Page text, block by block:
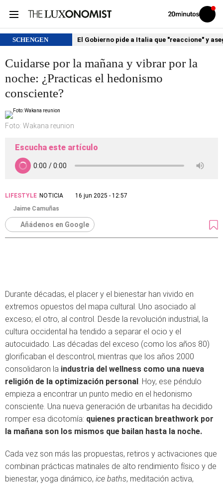
Volver
Iniciar
sesión
SCHENGEN El Gobierno pide a Italia que "reaccione" y
Cuidarse por la mañana y vibrar por la
noche: ¿Practicas el hedonismo
consciente?
Foto: Wakana reunion
Escucha este artículo
LIFESTYLE NOTICIA
16 jun 2025 - 12:57
Jaime Camuñas
Añádenos en Google
Durante décadas, el placer y el bienestar han vivido en
extremos opuestos del mapa cultural. Uno asociado al
exceso; el otro, al control. Desde la revolución industrial, la
cultura occidental ha tendido a separar el ocio y el
autocuidado. Las décadas del exceso (como los años 80)
glorificaban el descontrol, mientras que los años 2000
consolidaron la industria del wellness como una nueva
religión de la optimización personal. Hoy, ese péndulo
empieza a encontrar un punto medio en el hedonismo
consciente. Una nueva generación de urbanitas ha decidido
romper esa dicotomía: quienes practican breathwork por
la mañana son los mismos que bailan hasta la noche.
Cada vez son más las propuestas, retiros y activaciones que
combinan prácticas matinales de alto rendimiento físico y de
bienestar, yoga dinámico, ice baths, meditación activa,